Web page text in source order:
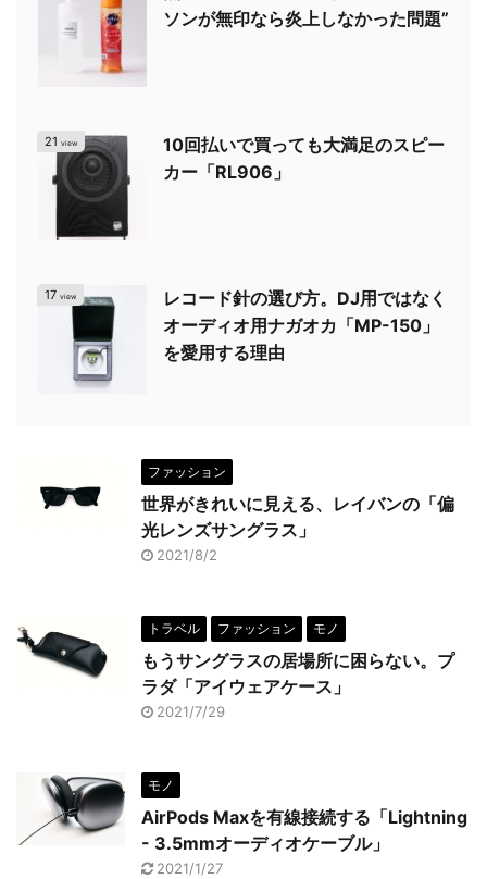
ソンが無印なら炎上しなかった問題”
21 view
10回払いで買っても大満足のスピー
カー「RL906」
17 view
レコード針の選び方。DJ用ではなく
オーディオ用ナガオカ「MP-150」
を愛用する理由
ファッション
世界がきれいに見える、レイバンの「偏
光レンズサングラス」
2021/8/2
トラベル ファッション モノ
もうサングラスの居場所に困らない。プ
ラダ「アイウェアケース」
2021/7/29
モノ
AirPods Maxを有線接続する「Lightning
- 3.5mmオーディオケーブル」
2021/1/27